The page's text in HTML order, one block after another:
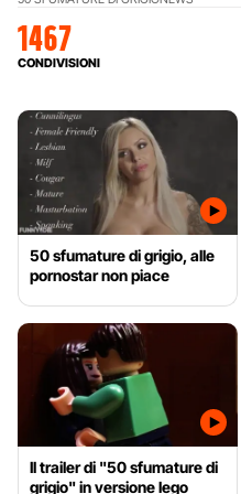
1467
CONDIVISIONI
50 sfumature di grigio, alle
pornostar non piace
Il trailer di "50 sfumature di
grigio" in versione lego